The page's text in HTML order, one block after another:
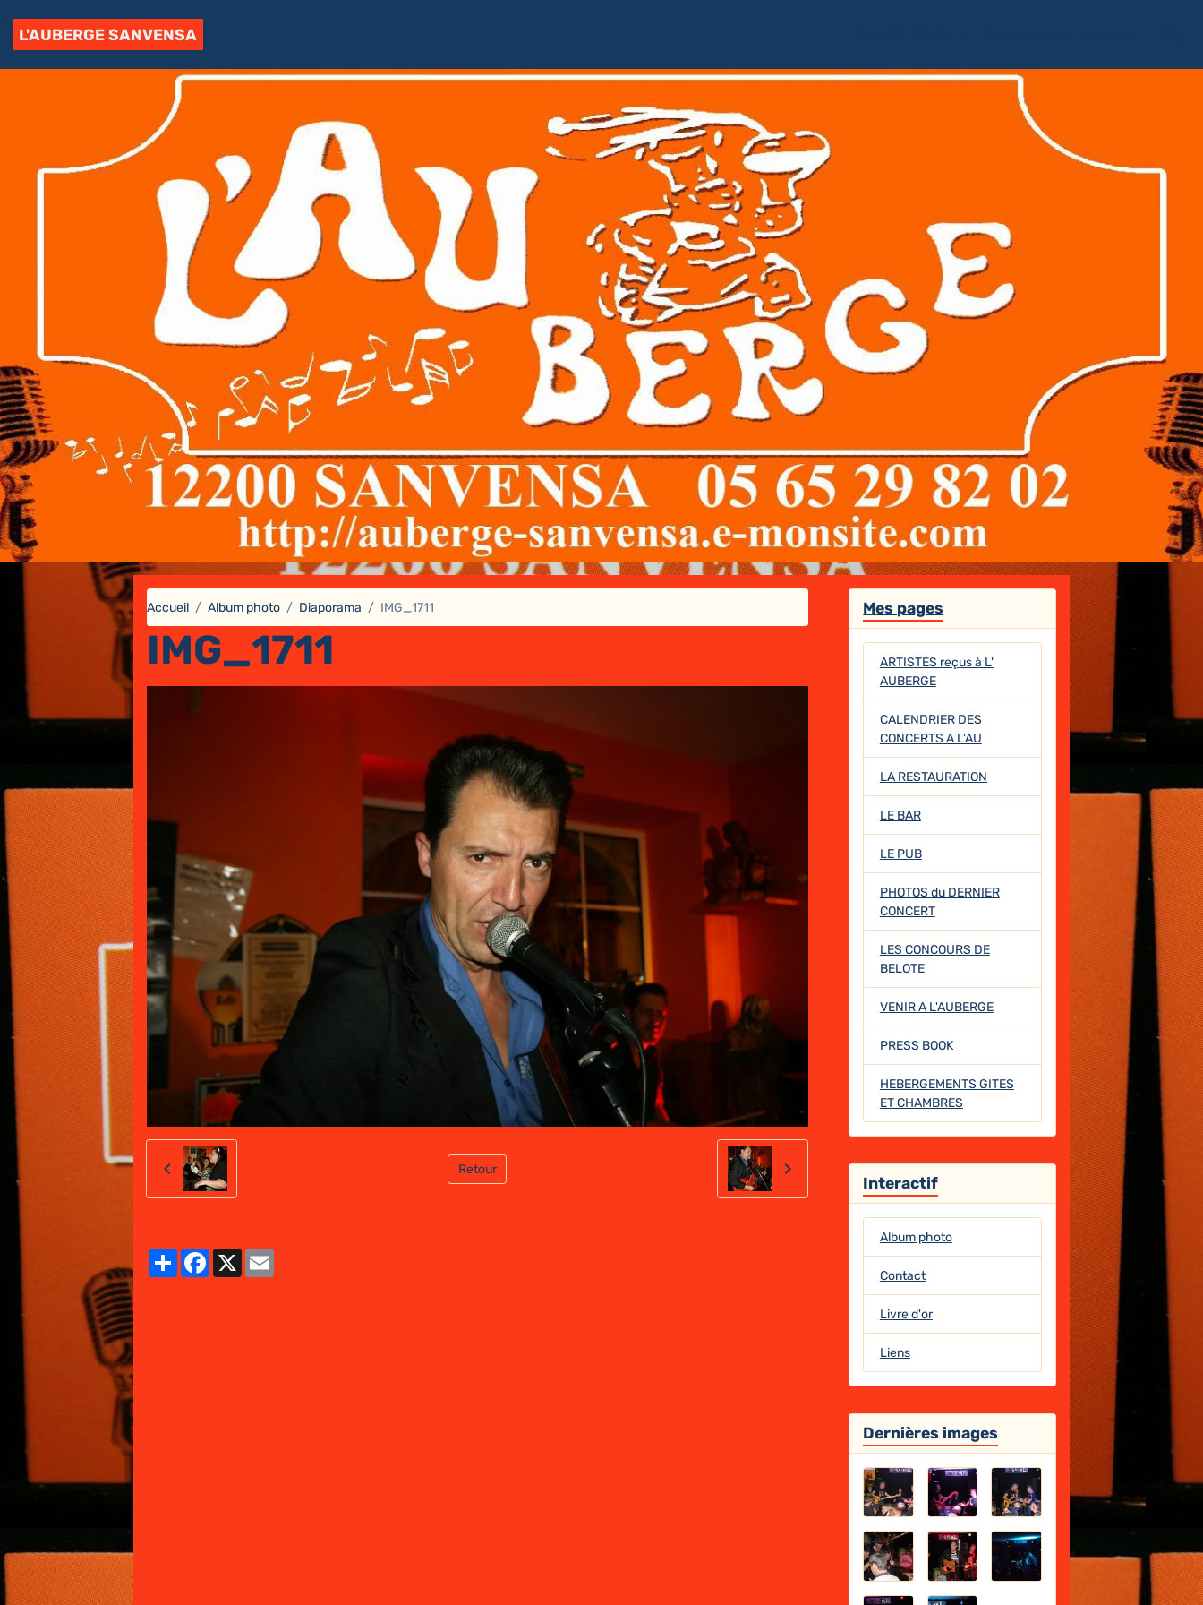
L'AUBERGE SANVENSA
Accueil Album photo Diaporama IMG_1711
IMG_1711
Retour
PartagerFacebook
X
Mes pages
ARTISTES reçus à L'
AUBERGE
CALENDRIER DES
CONCERTS A L'AU
LA RESTAURATION
LE BAR
LE PUB
PHOTOS du DERNIER
CONCERT
LES CONCOURS DE
BELOTE
VENIR A L'AUBERGE
PRESS BOOK
HEBERGEMENTS GITES
ET CHAMBRES
Interactif
Album photo
Contact
Livre d'or
Liens
Dernières images